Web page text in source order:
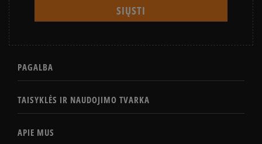
PAGALBA
TAISYKLĖS IR NAUDOJIMO TVARKA
APIE MUS